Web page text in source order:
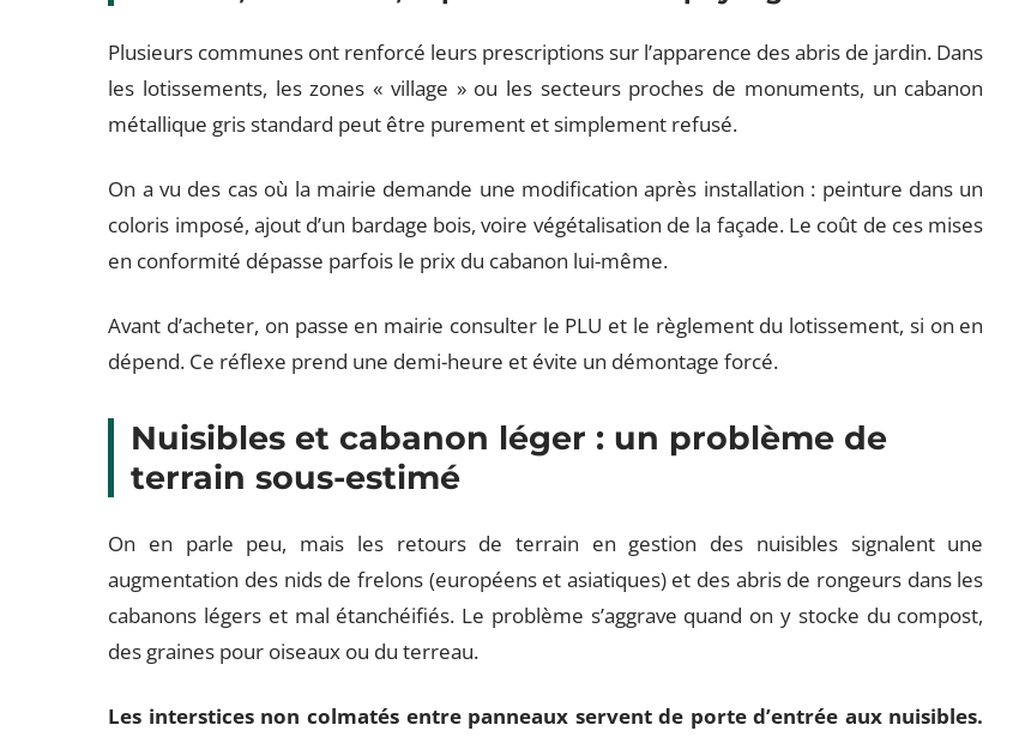
Plusieurs communes ont renforcé leurs prescriptions sur l’apparence des abris de jardin. Dans
les lotissements, les zones « village » ou les secteurs proches de monuments, un cabanon
métallique gris standard peut être purement et simplement refusé.
On a vu des cas où la mairie demande une modification après installation : peinture dans un
coloris imposé, ajout d’un bardage bois, voire végétalisation de la façade. Le coût de ces mises
en conformité dépasse parfois le prix du cabanon lui-même.
Avant d’acheter, on passe en mairie consulter le PLU et le règlement du lotissement, si on en
dépend. Ce réflexe prend une demi-heure et évite un démontage forcé.
Nuisibles et cabanon léger : un problème de
terrain sous-estimé
On en parle peu, mais les retours de terrain en gestion des nuisibles signalent une
augmentation des nids de frelons (européens et asiatiques) et des abris de rongeurs dans les
cabanons légers et mal étanchéifiés. Le problème s’aggrave quand on y stocke du compost,
des graines pour oiseaux ou du terreau.
Les interstices non colmatés entre panneaux servent de porte d’entrée aux nuisibles.